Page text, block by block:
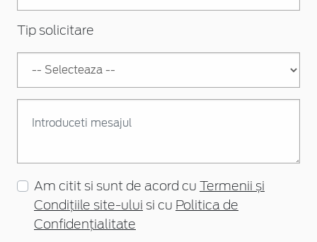
Tip solicitare
Am citit si sunt de acord cu
Termenii și
Condițiile site-ului si cu Politica de
Confidențialitate